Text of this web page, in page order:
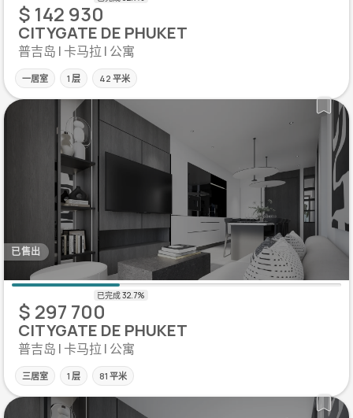
$ 142 930
CITYGATE DE PHUKET
普吉岛 | 卡马拉 | 公寓
一居室 1 层 42 平米
已售出
$ 297 700
CITYGATE DE PHUKET
普吉岛 | 卡马拉 | 公寓
三居室 1 层 81 平米